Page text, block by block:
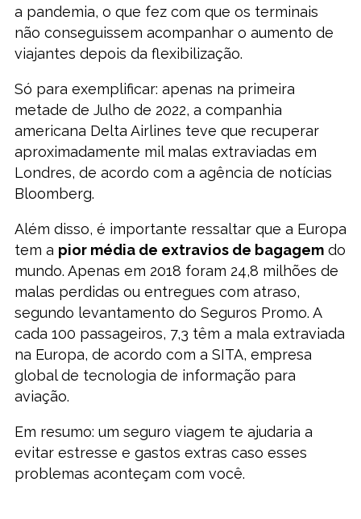
a pandemia, o que fez com que os terminais
não conseguissem acompanhar o aumento de
viajantes depois da flexibilização.
Só para exemplificar: apenas na primeira
metade de Julho de 2022, a companhia
americana Delta Airlines teve que recuperar
aproximadamente mil malas extraviadas em
Londres, de acordo com a agência de notícias
Bloomberg.
Além disso, é importante ressaltar que a Europa
tem a pior média de extravios de bagagemdo
mundo. Apenas em 2018 foram 24,8 milhões de
malas perdidas ou entregues com atraso,
segundo levantamento do Seguros Promo. A
cada 100 passageiros, 7,3 têm a mala extraviada
na Europa, de acordo com a SITA, empresa
global de tecnologia de informação para
aviação.
Em resumo: um seguro viagem te ajudaria a
evitar estresse e gastos extras caso esses
problemas aconteçam com você.